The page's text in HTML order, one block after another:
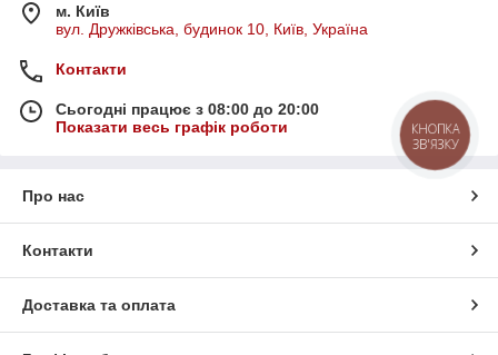
м. Київ
вул. Дружківська, будинок 10, Київ, Україна
Контакти
Сьогодні працює з 08:00 до 20:00
Показати весь графік роботи
Про нас
Контакти
Доставка та оплата
КНОПКА
ЗВ'ЯЗКУ